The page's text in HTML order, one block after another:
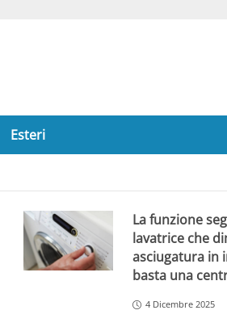
Esteri
La funzione
lavatrice che
asciugatura in
basta una
4 Dicembre 2025